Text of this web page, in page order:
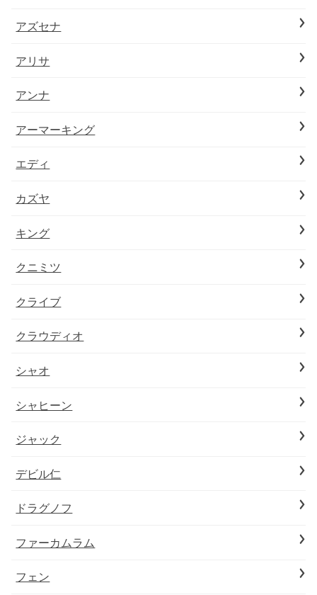
アズセナ
アリサ
アンナ
アーマーキング
エディ
カズヤ
キング
クニミツ
クライブ
クラウディオ
シャオ
シャヒーン
ジャック
デビル仁
ドラグノフ
ファーカムラム
フェン